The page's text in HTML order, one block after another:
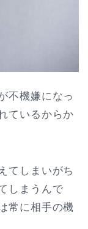
不機嫌になっ
ているからか
てしまいがち
しまうんで
常に相手の機